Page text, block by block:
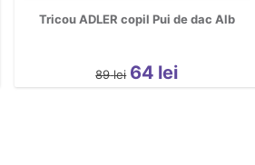
Tricou ADLER copil Pui de dac Alb
89 lei 64 lei